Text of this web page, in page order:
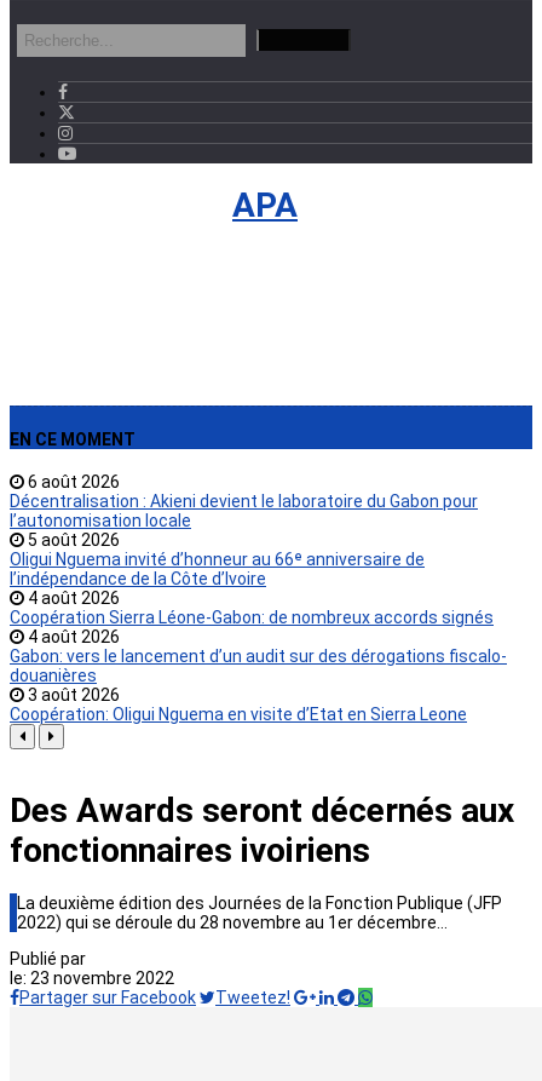
APA
EN CE MOMENT
6 août 2026
Décentralisation : Akieni devient le laboratoire du Gabon pour
l’autonomisation locale
5 août 2026
Oligui Nguema invité d’honneur au 66ᵉ anniversaire de
l’indépendance de la Côte d’Ivoire
4 août 2026
Coopération Sierra Léone-Gabon: de nombreux accords signés
4 août 2026
Gabon: vers le lancement d’un audit sur des dérogations fiscalo-
douanières
3 août 2026
Coopération: Oligui Nguema en visite d’Etat en Sierra Leone
Des Awards seront décernés aux
fonctionnaires ivoiriens
La deuxième édition des Journées de la Fonction Publique (JFP
2022) qui se déroule du 28 novembre au 1er décembre…
Publié par
le: 23 novembre 2022
Partager sur Facebook
Tweetez!